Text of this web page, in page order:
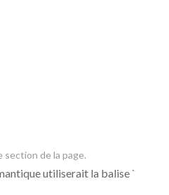
de la page.
utiliserait la balise `